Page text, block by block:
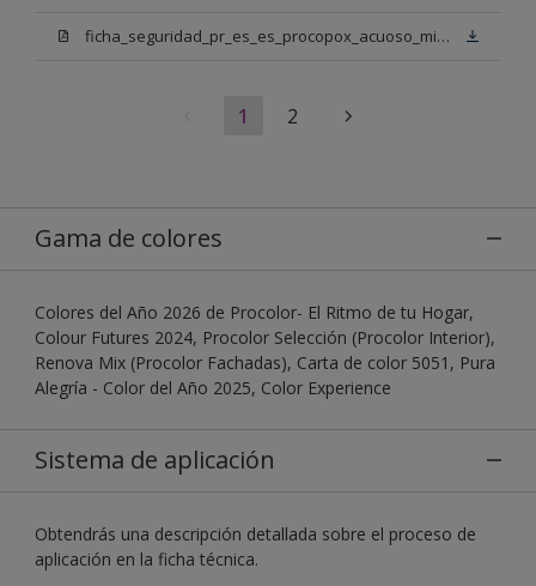
ficha_seguridad_pr_es_es_procopox_acuoso_mix_bn.pdf
1 2
Gama de colores
Colores del Año 2026 de Procolor- El Ritmo de tu Hogar,
Colour Futures 2024, Procolor Selección (Procolor Interior),
Renova Mix (Procolor Fachadas), Carta de color 5051, Pura
Alegría - Color del Año 2025, Color Experience
Sistema de aplicación
Obtendrás una descripción detallada sobre el proceso de
aplicación en la ficha técnica.